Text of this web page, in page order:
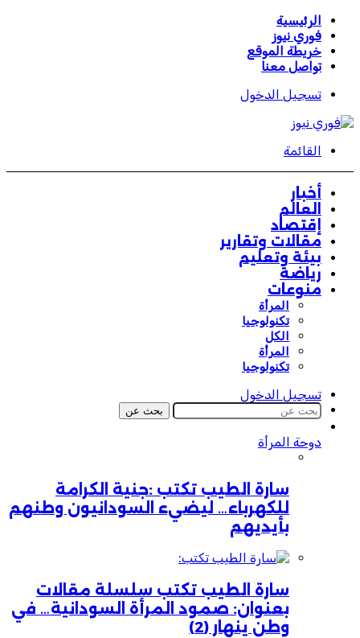
الرئيسية
فوري نيوز
خريطة الموقع
تواصل معنا
تسجيل الدخول
القائمة
أخبار
العالم
إقتصاد
مقالات وتقارير
بيئة وتعليم
رياضة
منوعات
المرأة
تكنولوجيا
الكل
المرأة
تكنولوجيا
تسجيل الدخول
بحث عن
دوحة المرأة
سارة الطيب تكتب :جنية الكرامة
للكهرباء… ليضيء السودانيون وطنهم
بأيديهم
سارة الطيب تكتب سلسلة مقالات
بعنوان: صمود المرأة السودانية… في
وطنٍ ينهار (2)